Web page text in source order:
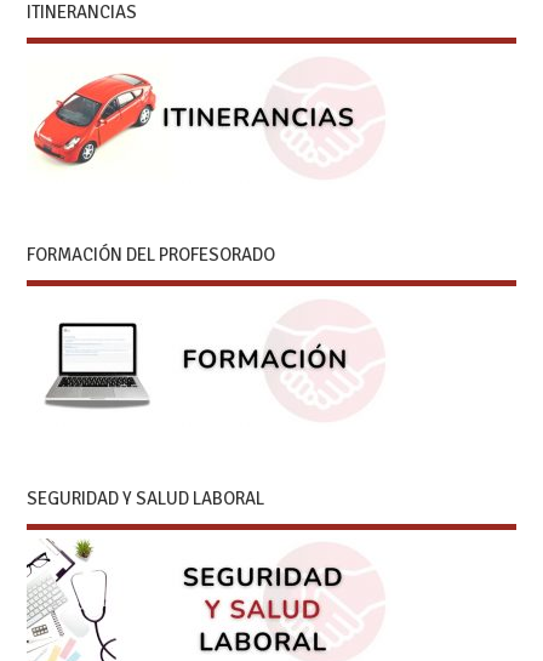
ITINERANCIAS
FORMACIÓN DEL PROFESORADO
SEGURIDAD Y SALUD LABORAL